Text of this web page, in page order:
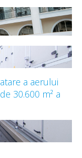
a aerului
30.600 m² a